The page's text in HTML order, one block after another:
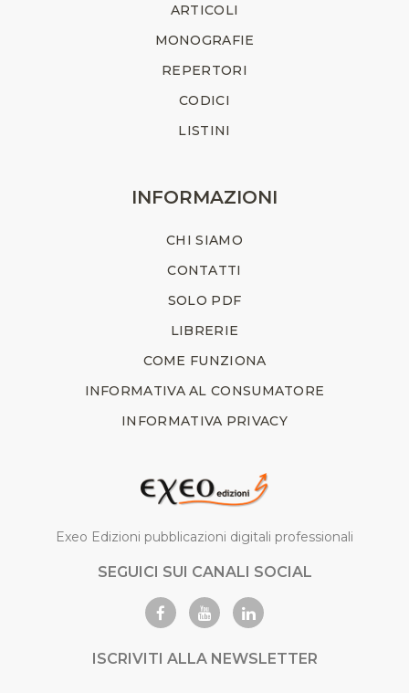
ARTICOLI
MONOGRAFIE
REPERTORI
CODICI
LISTINI
INFORMAZIONI
CHI SIAMO
CONTATTI
SOLO PDF
LIBRERIE
COME FUNZIONA
INFORMATIVA AL CONSUMATORE
INFORMATIVA PRIVACY
Exeo Edizioni pubblicazioni digitali professionali
SEGUICI SUI CANALI SOCIAL
ISCRIVITI ALLA NEWSLETTER